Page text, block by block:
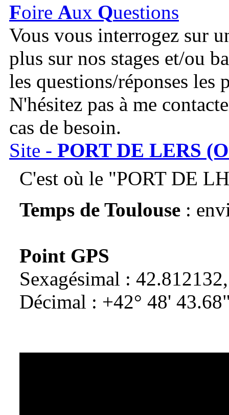
Foire Aux Questions
Vous vous interrogez sur
plus sur nos stages et/ou
les questions/réponses les
N'hésitez pas à me
cas de besoin.
Site - PORT DE LERS
C'est où le "PORT DE
Temps de Toulouse :
Point GPS
Sexagésimal :
Décimal : +42° 48'